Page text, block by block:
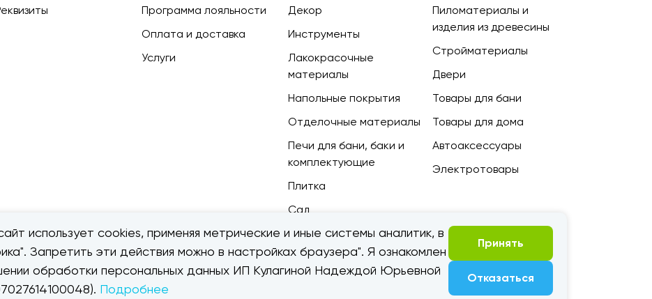
использует cookies, применяя метрические и иные системы аналитик, в
Запретить эти действия можно в настройках браузера". Я ознакомлен
обработки персональных данных ИП Кулагиной Надеждой Юрьевной
Подробнее
Принять
Отказаться
Программа лояльности
Оплата и доставка
Услуги
Декор
Инструменты
Лакокрасочные
материалы
Напольные покрытия
Отделочные материалы
Печи для бани, баки и
комплектующие
Плитка
Сад
Пиломатериалы и
изделия из древесины
Стройматериалы
Двери
Товары для бани
Товары для дома
Автоаксессуары
Электротовары